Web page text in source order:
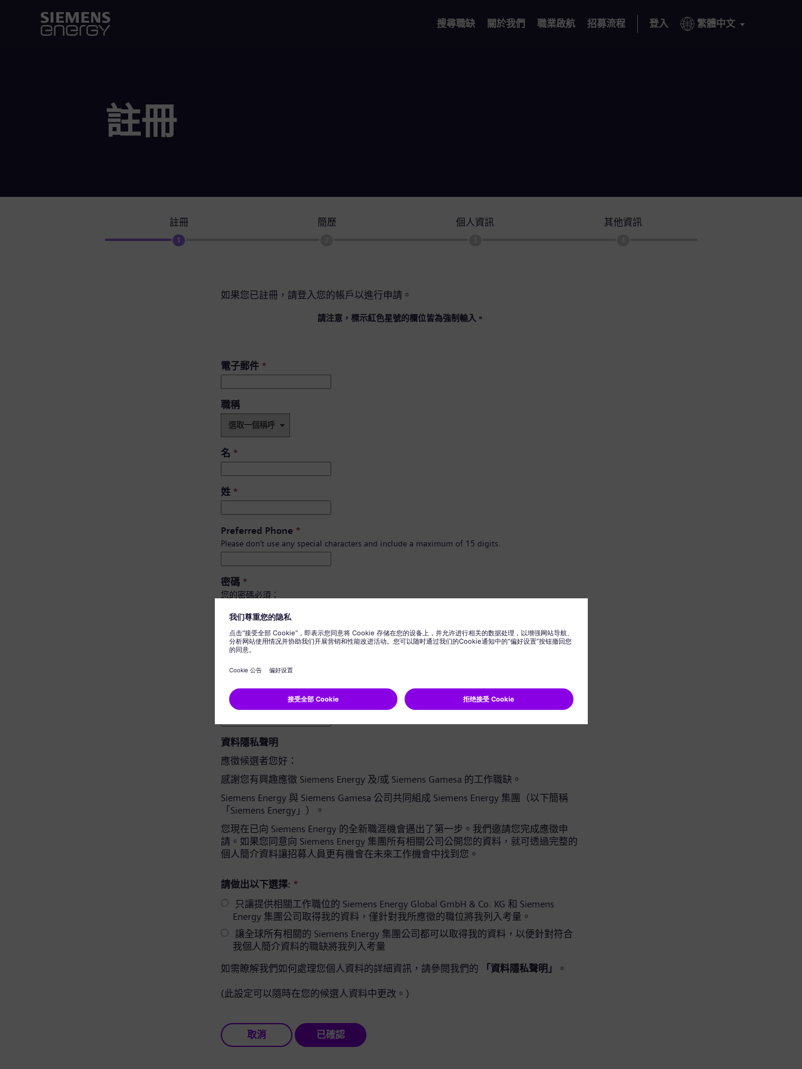
搜尋職缺 關於我們 職業啟航 招募流程 登入 繁體中文
註冊
註冊
1
簡歷 個人資訊 其他資訊
如果您已註冊，請登入您的帳戶以進行申請。
請注意，標示紅色星號的欄位皆為強制輸入。
電子郵件 *
職稱
名 *
姓 *
Preferred Phone *
Please don’t use any special characters and include a maximum of 15 digits.
密碼 *
您的密碼必須：
至少有 8 個字元。
有大小寫字母，並且至少有一個數字及一個符號。
不包含您的任何個人資訊。
密碼確認
資料隱私聲明
應徵候選者您好：
感謝您有興趣應徵 Siemens Energy 及/或 Siemens Gamesa 的工作職缺。
Siemens Energy 與 Siemens Gamesa 公司共同組成 Siemens Energy 集團（以下簡稱
「Siemens Energy」）。
您現在已向 Siemens Energy 的全新職涯機會邁出了第一步。我們邀請您完成應徵申
請。如果您同意向 Siemens Energy 集團所有相關公司公開您的資料，就可透過完整的
個人簡介資料讓招募人員更有機會在未來工作機會中找到您。
請做出以下選擇: *
只讓提供相關工作職位的 Siemens Energy Global GmbH & Co. KG 和 Siemens
Energy 集團公司取得我的資料，僅針對我所應徵的職位將我列入考量。
讓全球所有相關的 Siemens Energy 集團公司都可以取得我的資料，以便針對符合
我個人簡介資料的職缺將我列入考量
如需瞭解我們如何處理您個人資料的詳細資訊，請參閱我們的
「資料隱私聲明」 。
(此設定可以隨時在您的候選人資料中更改。)
取消 已確認